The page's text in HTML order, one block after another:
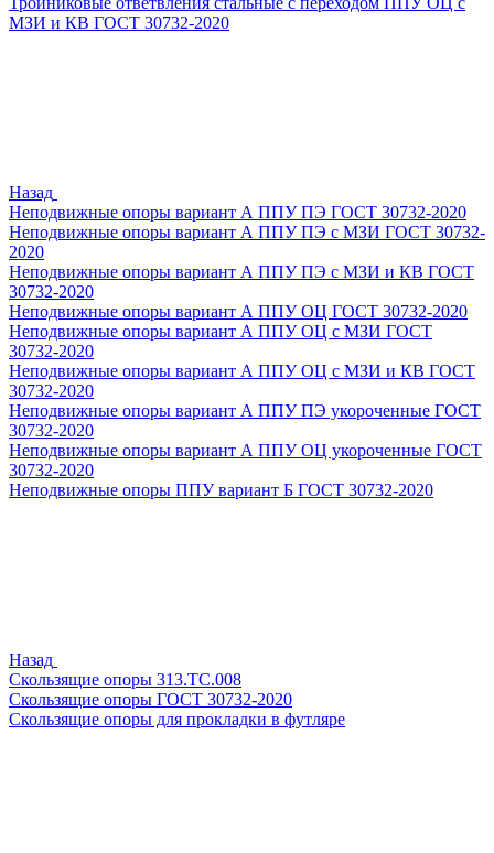
МЗИ и КВ ГОСТ 30732-2020
Назад
Неподвижные опоры вариант А ППУ ПЭ ГОСТ 30732-2020
Неподвижные опоры вариант А ППУ ПЭ с МЗИ ГОСТ 30732-
2020
Неподвижные опоры вариант А ППУ ПЭ с МЗИ и КВ ГОСТ
30732-2020
Неподвижные опоры вариант А ППУ ОЦ ГОСТ 30732-2020
Неподвижные опоры вариант А ППУ ОЦ с МЗИ ГОСТ
30732-2020
Неподвижные опоры вариант А ППУ ОЦ с МЗИ и КВ ГОСТ
30732-2020
Неподвижные опоры вариант А ППУ ПЭ укороченные ГОСТ
30732-2020
Неподвижные опоры вариант А ППУ ОЦ укороченные ГОСТ
30732-2020
Неподвижные опоры ППУ вариант Б ГОСТ 30732-2020
Назад
Скользящие опоры 313.ТС.008
Скользящие опоры ГОСТ 30732-2020
Скользящие опоры для прокладки в футляре